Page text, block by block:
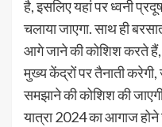
है, इसलिए यहां पर ध्वनी
चलाया जाएगा. साथ ही
आगे जाने की कोशिश करते
मुख्य केंद्रों पर तैनाती करेगी,
समझाने की कोशिश की
यात्रा 2024 का आगाज होने